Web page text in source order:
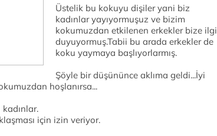
Üstelik bu kokuyu dişiler yani biz
kadınlar yayıyormuşuz ve bizim
kokumuzdan etkilenen erkekler bize ilgi
duyuyormuş.Tabii bu arada erkekler de
koku yaymaya başlıyorlarmış.
Şöyle bir düşününce aklıma geldi...İyi
hoşlanırsa...
için izin veriyor.